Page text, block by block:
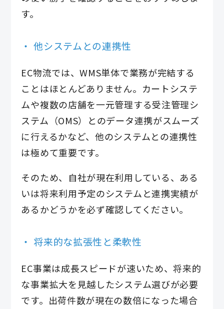
す。
他システムとの連携性
EC物流では、WMS単体で業務が完結する
ことはほとんどありません。カートシステ
ムや複数の店舗を一元管理する受注管理シ
ステム（OMS）とのデータ連携がスムーズ
に行えるかなど、他のシステムとの連携性
は極めて重要です。
そのため、自社が現在利用している、ある
いは将来利用予定のシステムと連携実績が
あるかどうかを必ず確認してください。
将来的な拡張性と柔軟性
EC事業は成長スピードが速いため、将来的
な事業拡大を見越したシステム選びが必要
です。出荷件数が現在の数倍になった場合